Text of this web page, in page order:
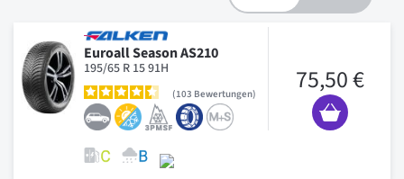
Euroall Season AS210
195/65 R 15 91H
103 Bewertungen 75,50 €